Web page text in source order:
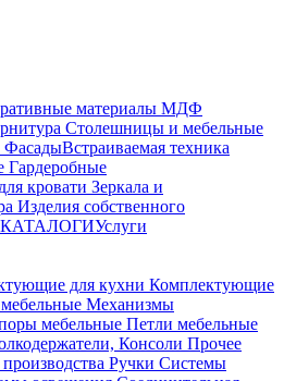
материалы МДФ
Столешницы и мебельные
ФасадыВстраиваемая техника
Гардеробные
кровати Зеркала и
Изделия собственного
Услуги
для кухни Комплектующие
Механизмы
мебельные Петли мебельные
Консоли Прочее
Ручки Системы